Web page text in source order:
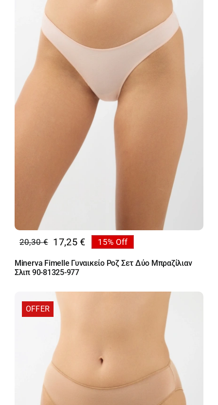
20,30€
Original
price
was:
17,25 €
Η
τρέχουσα
τιμή
15% Off
Minerva Fimelle Γυναικείο Ροζ Σετ Δύο Μπραζίλιαν
Σλιπ 90-81325-977
OFFER